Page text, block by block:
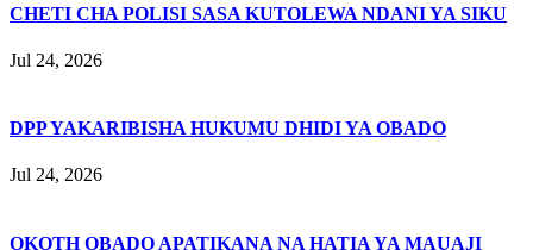
CHETI CHA POLISI SASA KUTOLEWA NDANI YA SIKU
Jul 24, 2026
DPP YAKARIBISHA HUKUMU DHIDI YA OBADO
Jul 24, 2026
OKOTH OBADO APATIKANA NA HATIA YA MAUAJI